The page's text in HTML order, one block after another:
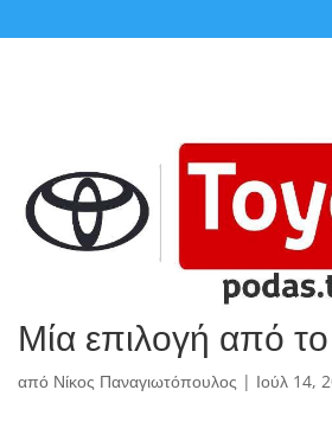
Μία επιλογή από
από Νίκος Παναγιωτόπουλος | Ιούλ 14,